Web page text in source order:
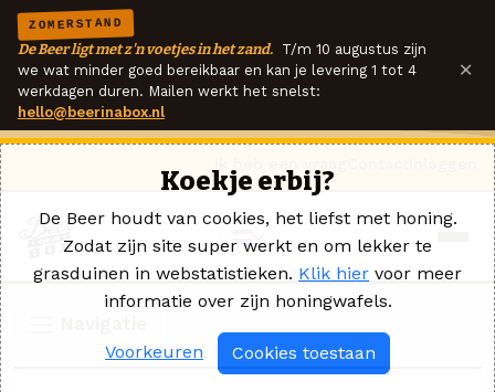
ZOMERSTAND
De Beer ligt met z'n voetjes in het zand. T/m 10 augustus zijn
we wat minder goed bereikbaar en kan je levering 1 tot 4
werkdagen duren. Mailen werkt het snelst:
hello@beerinabox.nl
×
Koekje erbij?
De Beer houdt van cookies, het liefst met honing.
Zodat zijn site super werkt en om lekker te
grasduinen in webstatistieken. Klik hier voor meer
informatie over zijn honingwafels.
Voorkeuren Cookies toestaan